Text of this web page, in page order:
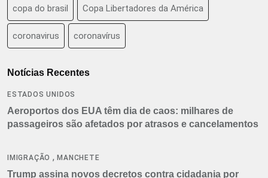
copa do brasil Copa Libertadores da América
coronavirus coronavírus
Notícias Recentes
ESTADOS UNIDOS
Aeroportos dos EUA têm dia de caos: milhares de
passageiros são afetados por atrasos e cancelamentos
IMIGRAÇÃO ,MANCHETE
Trump assina novos decretos contra cidadania por